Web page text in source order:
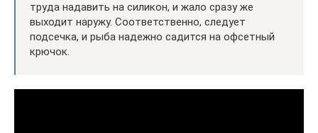
труда надавить на силикон, и жало сразу же
выходит наружу. Соответственно, следует
подсечка, и рыба надежно садится на офсетный
крючок.